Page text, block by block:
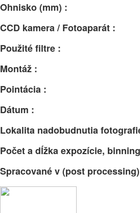
Ohnisko (mm) :
CCD kamera / Fotoaparát :
Použité filtre :
Montáž :
Pointácia :
Dátum :
Lokalita nadobudnutia
Počet a dĺžka expozície,
Spracované v (post
Facebook
Email